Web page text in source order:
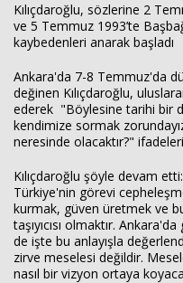
Kılıçdaroğlu, sözlerine 2
ve 5 Temmuz 1993’te
kaybedenleri anarak başladı
Ankara'da 7-8 Temmuz'da
değinen Kılıçdaroğlu,
ederek "Böylesine tarihi bir
kendimize sormak
neresinde olacaktır?"
Kılıçdaroğlu şöyle devam
Türkiye'nin görevi
kurmak, güven üretmek ve
taşıyıcısı olmaktır.
de işte bu anlayışla
zirve meselesi değildir.
nasıl bir vizyon ortaya